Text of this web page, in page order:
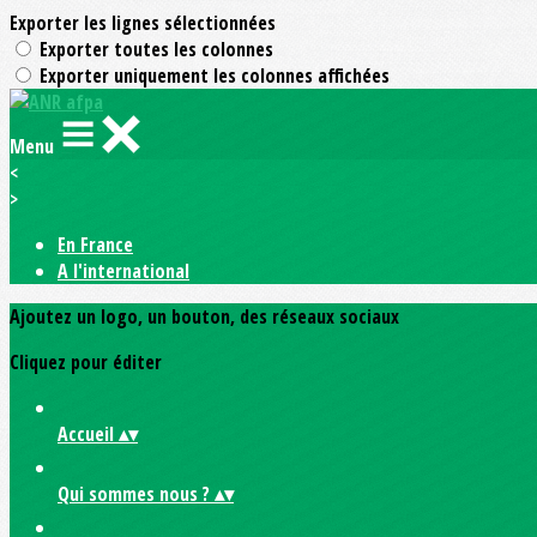
Exporter les lignes sélectionnées
Exporter toutes les colonnes
Exporter uniquement les colonnes affichées
Menu
<
>
En France
A l'international
Ajoutez un logo, un bouton, des réseaux sociaux
Cliquez pour éditer
Accueil▴▾
Qui sommes nous ? ▴▾